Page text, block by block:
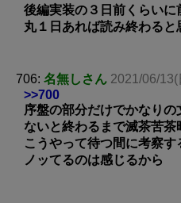
後編実装の３日前くらいに
丸１日あれば読み終わると
706: 名無しさん 2021/06/
>>700
序盤の部分だけでかなり
ないと終わるまで滅茶苦茶
こうやって待つ間に考察
ノッてるのは感じるから